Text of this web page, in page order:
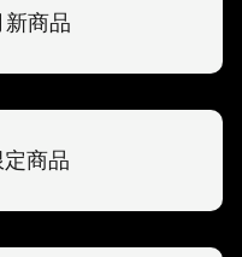
新商品
商品